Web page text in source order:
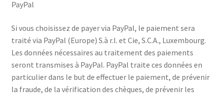
PayPal
Si vous choisissez de payer via PayPal, le paiement sera
traité via PayPal (Europe) S.à r.l. et Cie, S.C.A., Luxembourg.
Les données nécessaires au traitement des paiements
seront transmises à PayPal. PayPal traite ces données en
particulier dans le but de effectuer le paiement, de prévenir
la fraude, de la vérification des chèques, de prévenir les